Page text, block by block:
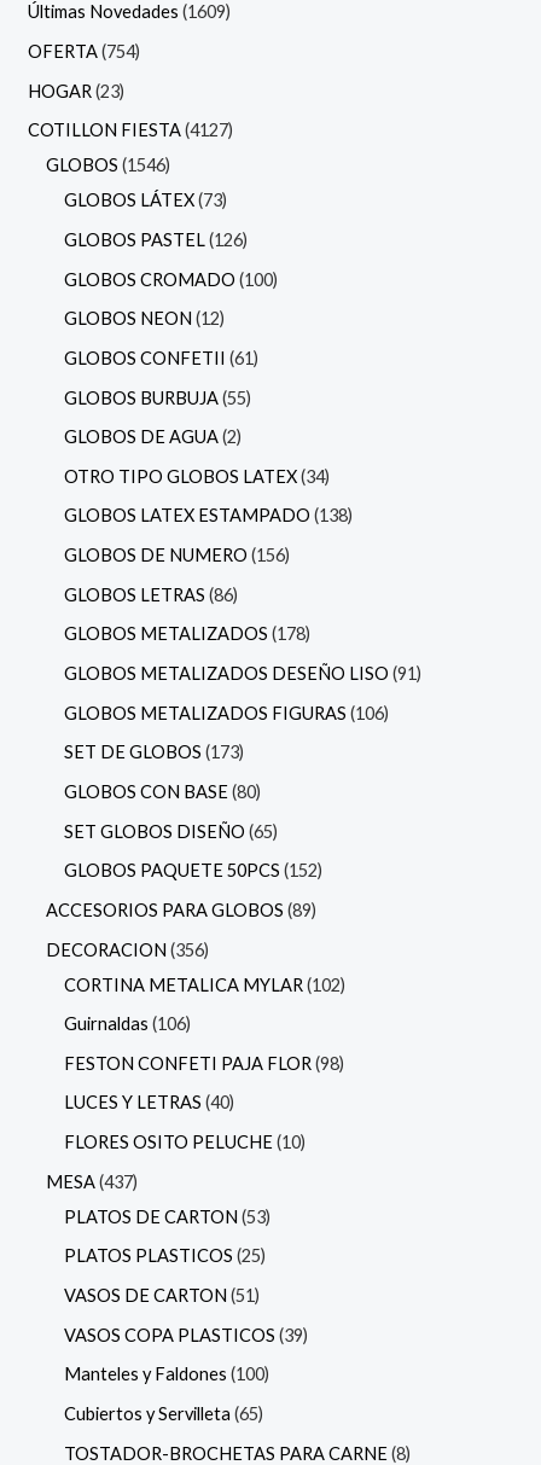
Últimas Novedades 1609
OFERTA 754
HOGAR 23
COTILLON FIESTA 4127
GLOBOS 1546
GLOBOS LÁTEX 73
GLOBOS PASTEL 126
GLOBOS CROMADO 100
GLOBOS NEON 12
GLOBOS CONFETII 61
GLOBOS BURBUJA 55
GLOBOS DE AGUA 2
OTRO TIPO GLOBOS LATEX 34
GLOBOS LATEX ESTAMPADO 138
GLOBOS DE NUMERO 156
GLOBOS LETRAS 86
GLOBOS METALIZADOS 178
GLOBOS METALIZADOS DESEÑO LISO 91
GLOBOS METALIZADOS FIGURAS 106
SET DE GLOBOS 173
GLOBOS CON BASE 80
SET GLOBOS DISEÑO 65
GLOBOS PAQUETE 50PCS 152
ACCESORIOS PARA GLOBOS 89
DECORACION 356
CORTINA METALICA MYLAR 102
Guirnaldas 106
FESTON CONFETI PAJA FLOR 98
LUCES Y LETRAS 40
FLORES OSITO PELUCHE 10
MESA 437
PLATOS DE CARTON 53
PLATOS PLASTICOS 25
VASOS DE CARTON 51
VASOS COPA PLASTICOS 39
Manteles y Faldones 100
Cubiertos y Servilleta 65
TOSTADOR-BROCHETAS PARA CARNE 8